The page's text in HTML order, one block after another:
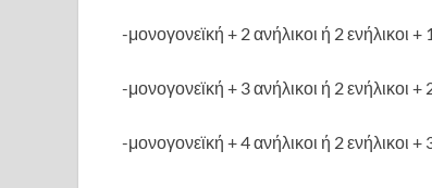
-μονογονεϊκή + 2 ανήλικοι ή 2 ενήλικοι
-μονογονεϊκή + 3 ανήλικοι ή 2 ενήλικοι
-μονογονεϊκή + 4 ανήλικοι ή 2 ενήλικοι